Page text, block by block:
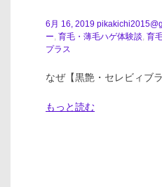
6月 16, 2019
ー 育毛・薄毛ハゲ体験談 育
プラス
なぜ【黒艶・セレビィブ
もっと読む